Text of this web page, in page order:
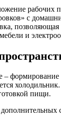
рабочих
с
и
формирование
пищи.